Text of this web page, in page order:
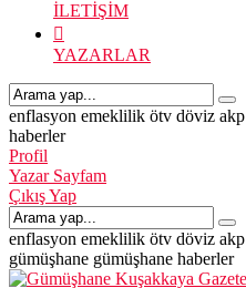
İLETİŞİM
YAZARLAR
enflasyon emeklilik ötv döviz akp
haberler
Profil
Yazar Sayfam
Çıkış Yap
enflasyon emeklilik ötv döviz akp
gümüşhane gümüşhane haberler